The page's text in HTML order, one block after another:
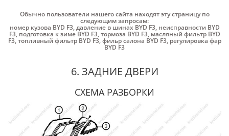
Обычно пользователи нашего сайта находят эту страницу по
следующим запросам:
номер кузова BYD F3,давление в шинах BYD F3, неисправности BYD
F3, подготовка к зиме BYD F3,тормоза BYD F3, масляный фильтр BYD
F3,топливный фильтр BYD F3,фильр салона BYD F3, регулировка фар
BYD F3
6. ЗАДНИЕ ДВЕРИ
СХЕМА РАЗБОРКИ